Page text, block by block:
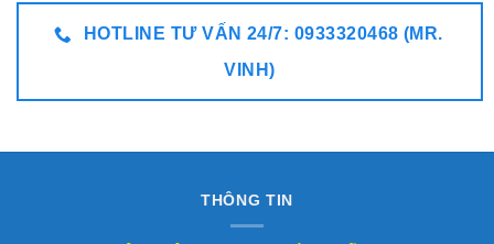
HOTLINE TƯ VẤN 24/7: 0933320468 (MR.
VINH)
THÔNG TIN